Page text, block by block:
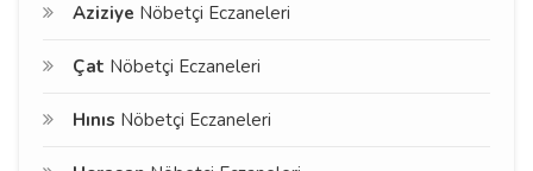
Aziziye Nöbetçi Eczaneleri
Çat Nöbetçi Eczaneleri
Hınıs Nöbetçi Eczaneleri